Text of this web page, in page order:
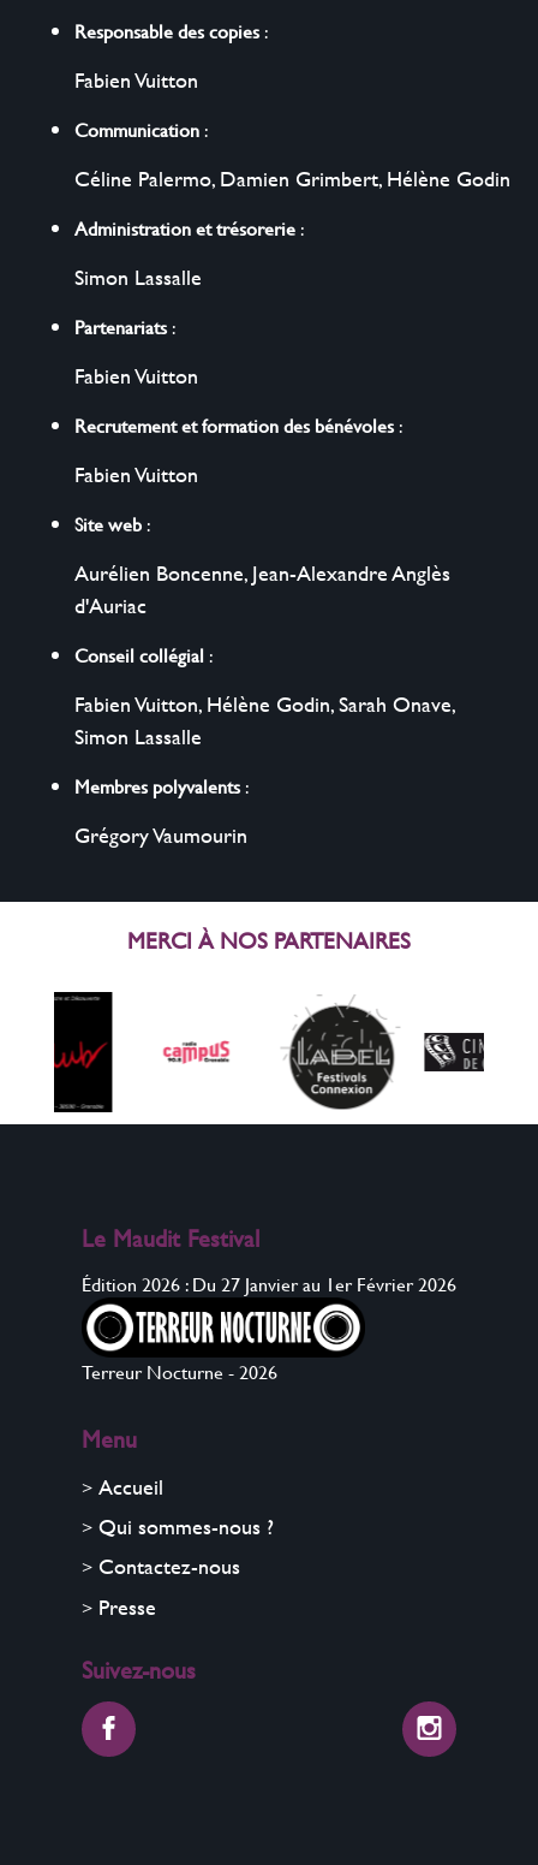
Responsable des copies:
Fabien Vuitton
Communication:
Céline Palermo,Damien Grimbert,Hélène Godin
Administration et trésorerie:
Simon Lassalle
Partenariats:
Fabien Vuitton
Recrutement et formation des bénévoles:
Fabien Vuitton
Site web:
Aurélien Boncenne,Jean-Alexandre Anglès
d'Auriac
Conseil collégial:
Fabien Vuitton,Hélène Godin,Sarah Onave,
Simon Lassalle
Membres polyvalents:
Grégory Vaumourin
MERCI À NOS PARTENAIRES
Le Maudit Festival
Édition 2026 : Du 27 Janvier au 1er Février 2026
Terreur Nocturne - 2026
Menu
Accueil
Qui sommes-nous ?
Contactez-nous
Presse
Suivez-nous